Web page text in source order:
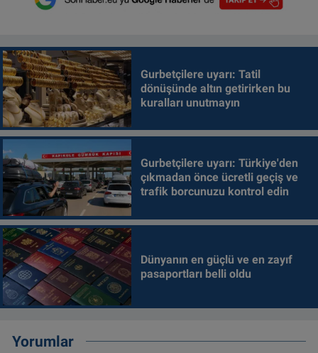
Gurbetçilere uyarı: Tatil
dönüşünde altın getirirken bu
kuralları unutmayın
Gurbetçilere uyarı: Türkiye'den
çıkmadan önce ücretli geçiş ve
trafik borcunuzu kontrol edin
Dünyanın en güçlü ve en zayıf
pasaportları belli oldu
Yorumlar